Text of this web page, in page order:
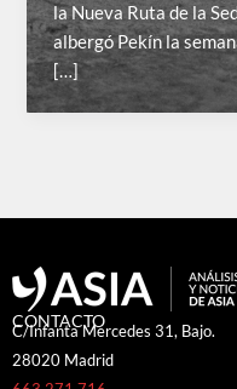
la Nueva Ruta de la
albergó Pekín la
[…]
CONTACTO
C/Infanta Mercedes 31, Bajo.
28020 Madrid